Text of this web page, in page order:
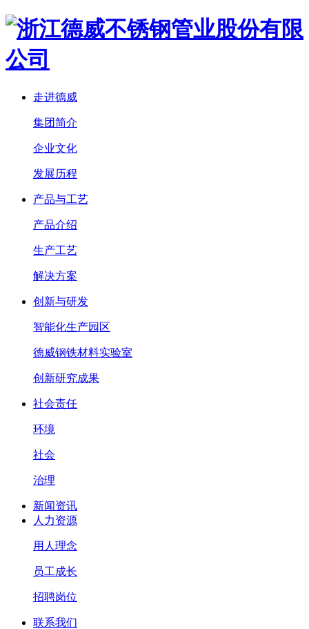
走进德威
集团简介
企业文化
发展历程
产品与工艺
产品介绍
生产工艺
解决方案
创新与研发
智能化生产园区
德威钢铁材料实验室
创新研究成果
社会责任
环境
社会
治理
新闻资讯
人力资源
用人理念
员工成长
招聘岗位
联系我们